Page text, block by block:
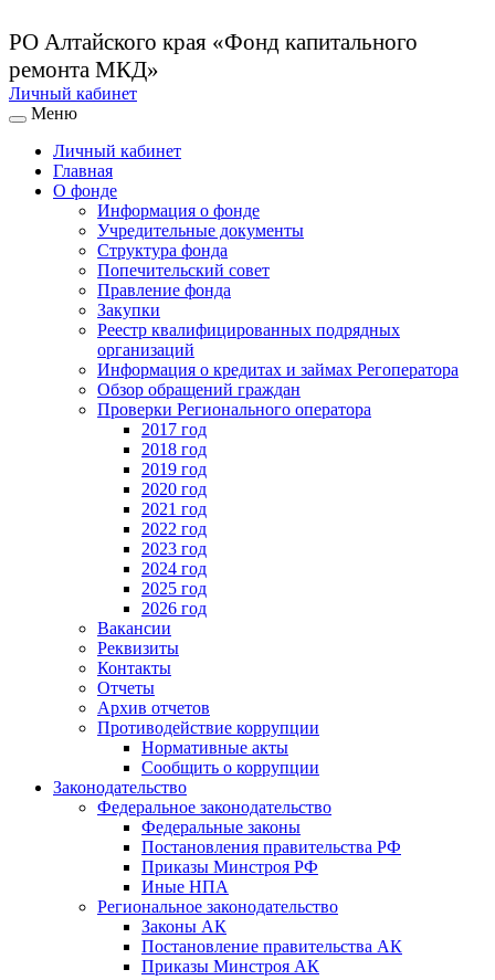
РО Алтайского края «Фонд капитального
ремонта МКД»
Личный кабинет
Меню
Личный кабинет
Главная
О фонде
Информация о фонде
Учредительные документы
Структура фонда
Попечительский совет
Правление фонда
Закупки
Реестр квалифицированных подрядных
организаций
Информация о кредитах и займах Регоператора
Обзор обращений граждан
Проверки Регионального оператора
2017 год
2018 год
2019 год
2020 год
2021 год
2022 год
2023 год
2024 год
2025 год
2026 год
Вакансии
Реквизиты
Контакты
Отчеты
Архив отчетов
Противодействие коррупции
Нормативные акты
Сообщить о коррупции
Законодательство
Федеральное законодательство
Федеральные законы
Постановления правительства РФ
Приказы Минстроя РФ
Иные НПА
Региональное законодательство
Законы АК
Постановление правительства АК
Приказы Минстроя АК